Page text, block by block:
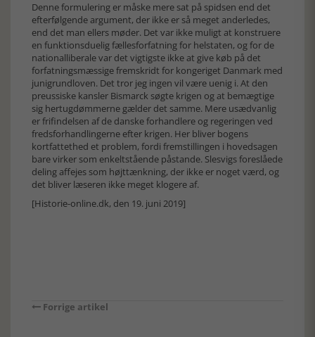
Denne formulering er måske mere sat på spidsen end det
efterfølgende argument, der ikke er så meget anderledes,
end det man ellers møder. Det var ikke muligt at konstruere
en funktionsduelig fællesforfatning for helstaten, og for de
nationalliberale var det vigtigste ikke at give køb på det
forfatningsmæssige fremskridt for kongeriget Danmark med
junigrundloven. Det tror jeg ingen vil være uenig i. At den
preussiske kansler Bismarck søgte krigen og at bemægtige
sig hertugdømmerne gælder det samme. Mere usædvanlig
er frifindelsen af de danske forhandlere og regeringen ved
fredsforhandlingerne efter krigen. Her bliver bogens
kortfattethed et problem, fordi fremstillingen i hovedsagen
bare virker som enkeltstående påstande. Slesvigs foreslåede
deling affejes som højttænkning, der ikke er noget værd, og
det bliver læseren ikke meget klogere af.
[Historie-online.dk, den 19. juni 2019]
Forrige artikel